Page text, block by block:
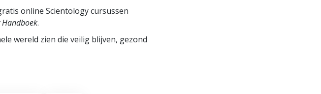
online Scientology cursussen
Handboek.
wereld zien die veilig blijven, gezond